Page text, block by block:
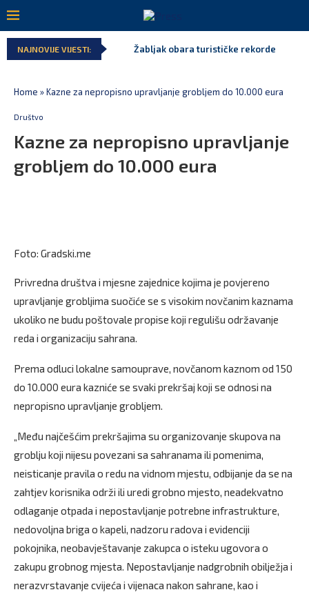
NAJNOVIJE VIJESTI: Žabljak obara turističke rekorde
Home »Kazne za nepropisno upravljanje grobljem do 10.000 eura
Društvo
Kazne za nepropisno upravljanje
grobljem do 10.000 eura
Foto: Gradski.me
Privredna društva i mjesne zajednice kojima je povjereno
upravljanje grobljima suočiće se s visokim novčanim kaznama
ukoliko ne budu poštovale propise koji regulišu održavanje
reda i organizaciju sahrana.
Prema odluci lokalne samouprave, novčanom kaznom od 150
do 10.000 eura kazniće se svaki prekršaj koji se odnosi na
nepropisno upravljanje grobljem.
„Među najčešćim prekršajima su organizovanje skupova na
groblju koji nijesu povezani sa sahranama ili pomenima,
neisticanje pravila o redu na vidnom mjestu, odbijanje da se na
zahtjev korisnika održi ili uredi grobno mjesto, neadekvatno
odlaganje otpada i nepostavljanje potrebne infrastrukture,
nedovoljna briga o kapeli, nadzoru radova i evidenciji
pokojnika, neobavještavanje zakupca o isteku ugovora o
zakupu grobnog mjesta. Nepostavljanje nadgrobnih obilježja i
nerazvrstavanje cvijeća i vijenaca nakon sahrane, kao i